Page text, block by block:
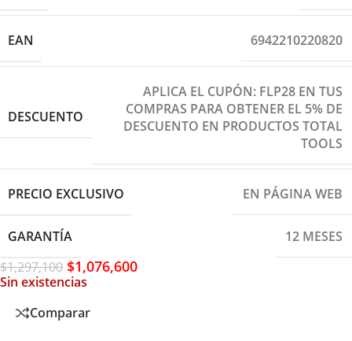
EAN 6942210220820
DESCUENTO
APLICA EL CUPÓN: FLP28 EN TUS
COMPRAS PARA OBTENER EL 5% DE
DESCUENTO EN PRODUCTOS TOTAL
TOOLS
PRECIO EXCLUSIVO EN PÁGINA WEB
GARANTÍA
12 MESES
$1,297,100 $1,076,600
Sin existencias
Comparar